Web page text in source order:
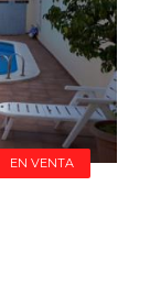
EN VENTA